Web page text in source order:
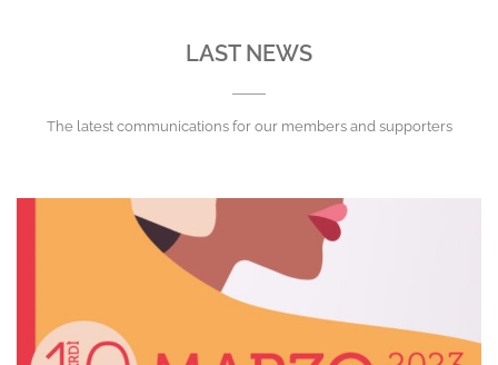
LAST NEWS
The latest communications for our members and supporters